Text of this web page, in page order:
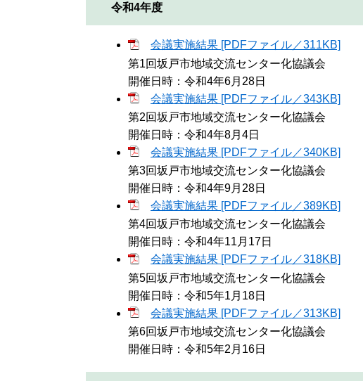
令和4年度
会議実施結果 [PDFファイル／311KB]
第1回坂戸市地域交流センター化協議会
開催日時：令和4年6月28日
会議実施結果 [PDFファイル／343KB]
第2回坂戸市地域交流センター化協議会
開催日時：令和4年8月4日
会議実施結果 [PDFファイル／340KB]
第3回坂戸市地域交流センター化協議会
開催日時：令和4年9月28日
会議実施結果 [PDFファイル／389KB]
第4回坂戸市地域交流センター化協議会
開催日時：令和4年11月17日
会議実施結果 [PDFファイル／318KB]
第5回坂戸市地域交流センター化協議会
開催日時：令和5年1月18日
会議実施結果 [PDFファイル／313KB]
第6回坂戸市地域交流センター化協議会
開催日時：令和5年2月16日​